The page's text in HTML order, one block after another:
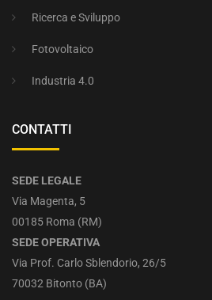
Ricerca e Sviluppo
Fotovoltaico
Industria 4.0
CONTATTI
SEDE LEGALE
Via Magenta, 5
00185 Roma (RM)
SEDE OPERATIVA
Via Prof. Carlo Sblendorio, 26/5
70032 Bitonto (BA)